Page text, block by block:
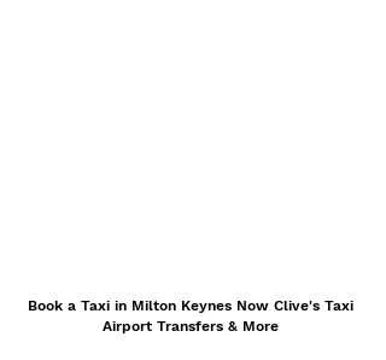
Book a Taxi in Milton Keynes Now Clive's Taxi
Airport Transfers & More